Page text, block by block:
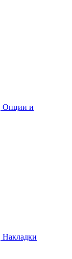
Опции и
Накладки